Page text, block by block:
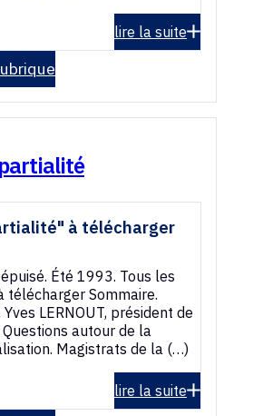
lire la suite
à télécharger
Été 1993. Tous les
télécharger Sommaire.
LERNOUT, président de
Questions autour de la
Magistrats de la (…)
lire la suite